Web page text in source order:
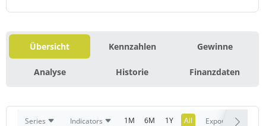
Übersicht Kennzahlen Gewinne
Analyse Historie Finanzdaten
Series Indicators 1M 6M 1Y All Export